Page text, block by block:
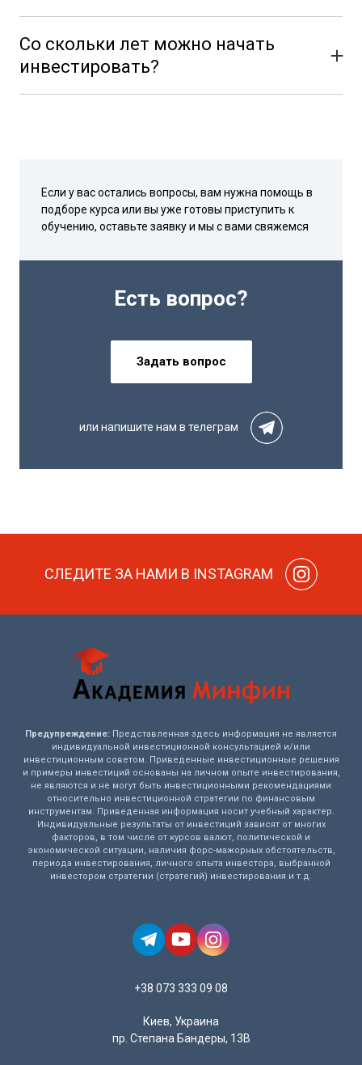
помогут выполнять задания, поэтому у вас не останется
Со скольки лет можно начать
инвестировать?
Если у вас остались вопросы, вам нужна помощь в
подборе курса или вы уже готовы приступить к
обучению, оставьте заявку и мы с вами свяжемся
Есть вопрос?
Задать вопрос
или напишите нам в телеграм
СЛЕДИТЕ ЗА НАМИ В INSTAGRAM
Предупреждение: Представленная здесь информация не является
индивидуальной инвестиционной консультацией и/или
инвестиционным советом. Приведенные инвестиционные решения
и примеры инвестиций основаны на личном опыте инвестирования,
не являются и не могут быть инвестиционными рекомендациями
относительно инвестиционной стратегии по финансовым
инструментам. Приведенная информация носит учебный характер.
Индивидуальные результаты от инвестиций зависят от многих
факторов, в том числе от курсов валют, политической и
экономической ситуации, наличия форс-мажорных обстоятельств,
периода инвестирования, личного опыта инвестора, выбранной
инвестором стратегии (стратегий) инвестирования и т.д.
+38 073 333 09 08
Киев, Украина
пр. Степана Бандеры, 13В